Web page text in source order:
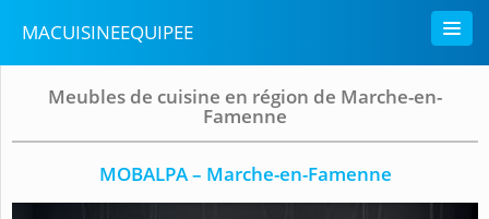
MACUISINEEQUIPEE
Meubles de cuisine en région de Marche-en-
Famenne
MOBALPA – Marche-en-Famenne